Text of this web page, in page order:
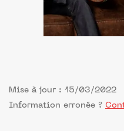
Mise à jour : 15/03/2022
Information erronée ?